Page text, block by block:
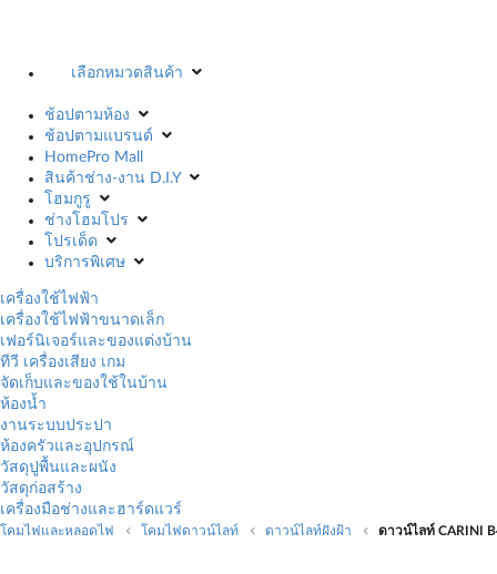
เลือกหมวดสินค้า
ช้อปตามห้อง
ช้อปตามแบรนด์
HomePro Mall
สินค้าช่าง-งาน D.I.Y
โฮมกูรู
ช่างโฮมโปร
โปรเด็ด
บริการพิเศษ
เครื่องใช้ไฟฟ้า
เครื่องใช้ไฟฟ้าขนาดเล็ก
เฟอร์นิเจอร์และของแต่งบ้าน
ทีวี เครื่องเสียง เกม
จัดเก็บและของใช้ในบ้าน
ห้องน้ำ
งานระบบประปา
ห้องครัวและอุปกรณ์
วัสดุปูพื้นและผนัง
วัสดุก่อสร้าง
เครื่องมือช่างและฮาร์ดแวร์
โคมไฟและหลอดไฟ โคมไฟดาวน์ไลท์ ดาวน์ไลท์ฝังฝ้า ดาวน์ไลท์ CARINI